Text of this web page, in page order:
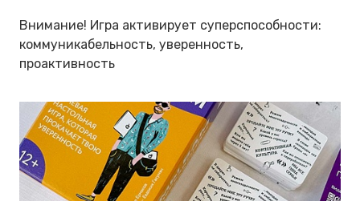
Внимание! Игра активирует суперспособности:
коммуникабельность, уверенность,
проактивность